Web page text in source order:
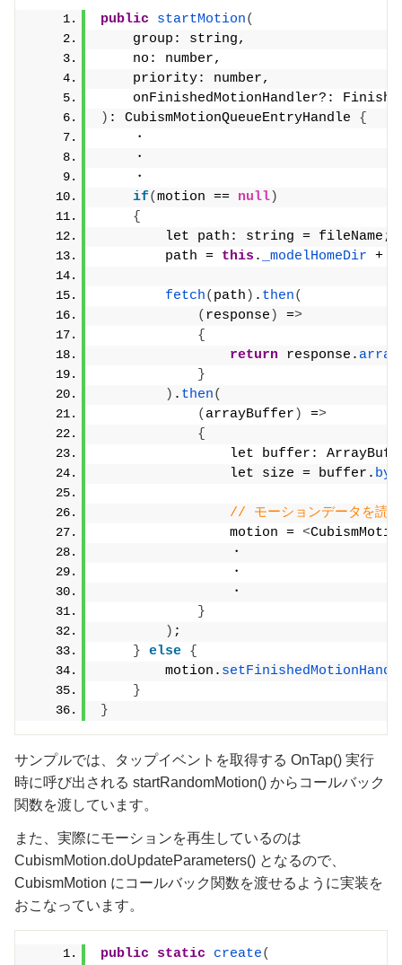
public startMotion(
    group: string,
    no: number,
    priority: number,
onFinishedMotionHandler?:
) : CubismMotionQueueEntryHandle {
    ・
    ・
    ・
if(motion == null)
{
        let path: string = fileName;
        path =
this . _modelHomeDir +
fetch( path ) . then(
( response ) =>
{
return response.
}
) . then(
( arrayBuffer ) =>
{
let buffer:
                let size = buffer.
// モーションデータを読み
                motion =
<
                ・
                ・
                ・
}
) ;
} else {
        motion.
}
}
サンプルでは、タップイベントを取得する OnTap() 実行
時に呼び出される startRandomMotion() からコールバック
関数を渡しています。
また、実際にモーションを再生しているのは
CubismMotion.doUpdateParameters() となるので、
CubismMotion にコールバック関数を渡せるように実装を
おこなっています。
public static create(